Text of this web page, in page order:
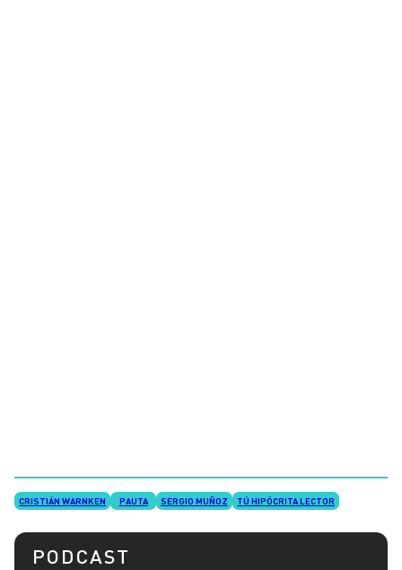
CRISTIÁN WARNKEN PAUTA SERGIO MUÑOZ TÚ HIPÓCRITA LECTOR
PODCAST